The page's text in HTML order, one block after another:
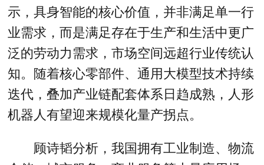
示，具身智能的核心价值，并非满足单一行
业需求，而是满足存在于生产和生活中更广
泛的劳动力需求，市场空间远超行业传统认
知。随着核心零部件、通用大模型技术持续
迭代，叠加产业链配套体系日趋成熟，人形
机器人有望迎来规模化量产拐点。
顾诗韬分析，我国拥有工业制造、物流